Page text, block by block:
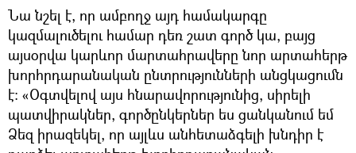
Նա նշել է, որ ամբողջ այդ համակարգը
կազմալուծելու համար դեռ շատ գործ կա, բայց
այսօրվա կարևոր մարտահրավերը նոր արտահերթ
խորհրդարանական ընտրությունների անցկացումն
է։ «Օգտվելով այս հնարավորությունից, սիրելի
պատվիրակներ, գործընկերներ ես ցանկանում եմ
Ձեզ իրազեկել, որ այլևս անհետաձգելի խնդիր է